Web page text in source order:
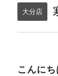
大分店
こんにち